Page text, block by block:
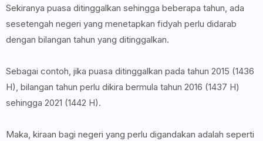
Sekiranya puasa ditinggalkan sehingga beberapa tahun, ada
sesetengah negeri yang menetapkan fidyah perlu didarab
dengan bilangan tahun yang ditinggalkan.
Sebagai contoh, jika puasa ditinggalkan pada tahun 2015 (1436
H), bilangan tahun perlu dikira bermula tahun 2016 (1437 H)
sehingga 2021 (1442 H).
Maka, kiraan bagi negeri yang perlu digandakan adalah seperti